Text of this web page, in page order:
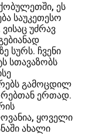
ეს
საუკეთესო
უძრავ
სურს. ჩვენი
სთავაზობს
გამოცდილ
ერთად.
ყოველი
ახალი